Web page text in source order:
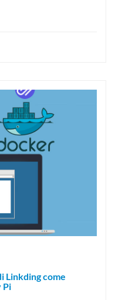
Linkding come
Pi